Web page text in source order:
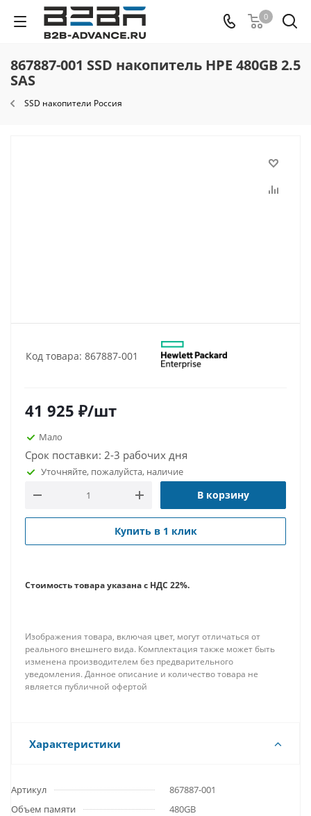
0
867887-001 SSD накопитель HPE 480GB 2.5
SAS
SSD накопители Россия
Код товара: 867887-001
41 925 ₽/шт
Мало
Срок поставки: 2-3 рабочих дня
Уточняйте, пожалуйста, наличие
В корзину
Купить в 1 клик
Стоимость товара указана с НДС 22%.
Изображения товара, включая цвет, могут отличаться от
реального внешнего вида. Комплектация также может быть
изменена производителем без предварительного
уведомления. Данное описание и количество товара не
является публичной офертой
Характеристики
Артикул
867887-001
Объем памяти
480GB